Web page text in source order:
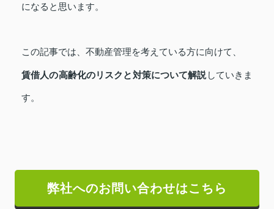
になると思います。
この記事では、不動産管理を考えている方に向けて、
賃借人の高齢化のリスクと対策について解説していきま
す。
弊社へのお問い合わせはこちら